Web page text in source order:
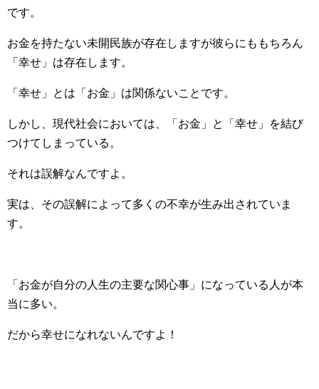
です。
お金を持たない未開民族が存在しますが彼らにももちろん
「幸せ」は存在します。
「幸せ」とは「お金」は関係ないことです。
しかし、現代社会においては、「お金」と「幸せ」を結び
つけてしまっている。
それは誤解なんですよ。
実は、その誤解によって多くの不幸が生み出されていま
す。
「お金が自分の人生の主要な関心事」になっている人が本
当に多い。
だから幸せになれないんですよ！